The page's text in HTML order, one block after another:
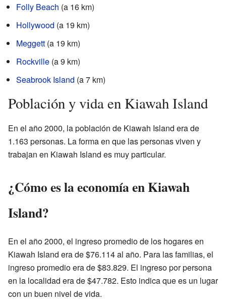
Folly Beach (a 16 km)
Hollywood (a 19 km)
Meggett (a 19 km)
Rockville (a 9 km)
Seabrook Island (a 7 km)
Población y vida en Kiawah Island
En el año 2000, la población de Kiawah Island era de
1.163 personas. La forma en que las personas viven y
trabajan en Kiawah Island es muy particular.
¿Cómo es la economía en Kiawah
Island?
En el año 2000, el ingreso promedio de los hogares en
Kiawah Island era de $76.114 al año. Para las familias, el
ingreso promedio era de $83.829. El ingreso por persona
en la localidad era de $47.782. Esto indica que es un lugar
con un buen nivel de vida.